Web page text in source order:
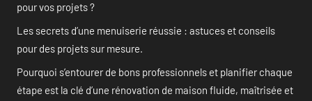
pour vos projets ?
Les secrets d’une menuiserie réussie : astuces et conseils
pour des projets sur mesure.
Pourquoi s’entourer de bons professionnels et planifier chaque
étape est la clé d’une rénovation de maison fluide, maîtrisée et